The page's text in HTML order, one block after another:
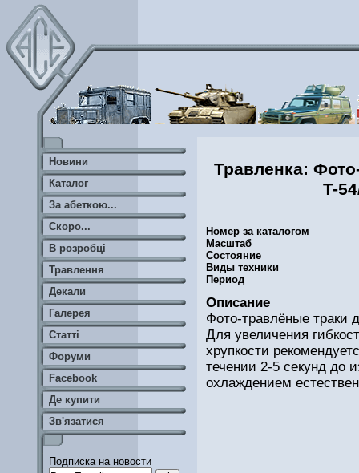
Травленка:
T-
Номер за каталогом
Масштаб
Состояние
Виды техники
Период
Описание
Фото-травлёные траки
Для увеличения
хрупкости
течении 2-5 секунд до
охлаждением
Новини
Каталог
За абеткою...
Скоро...
В розробці
Травлення
Декали
Галерея
Статті
Форуми
Facebook
Де купити
Зв'язатися
Подписка на новости